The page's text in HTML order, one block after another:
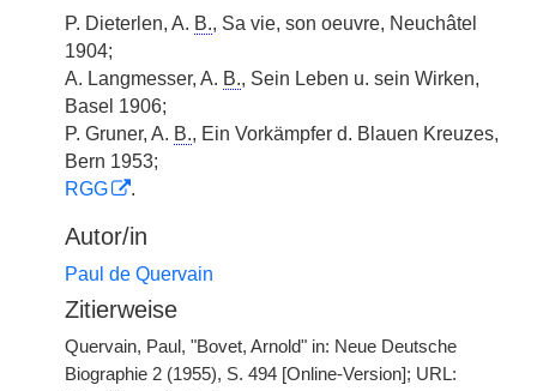
P. Dieterlen, A. B., Sa vie, son oeuvre, Neuchâtel
1904;
A. Langmesser, A. B., Sein Leben u. sein Wirken,
Basel 1906;
P. Gruner, A. B., Ein Vorkämpfer d. Blauen Kreuzes,
Bern 1953;
RGG
.
Autor/in
Paul de Quervain
Zitierweise
Quervain, Paul, "Bovet, Arnold" in: Neue Deutsche
Biographie 2 (1955), S. 494 [Online-Version]; URL: